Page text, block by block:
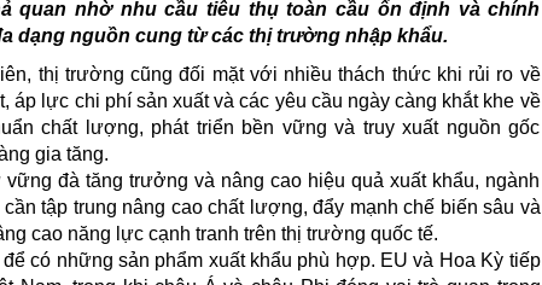
quan nhờ nhu cầu tiêu thụ toàn cầu ổn định và chính
dạng nguồn cung từ các thị trường nhập khẩu.
thị trường cũng đối mặt với nhiều thách thức khi rủi ro về
áp lực chi phí sản xuất và các yêu cầu ngày càng khắt khe về
chất lượng, phát triển bền vững và truy xuất nguồn gốc
gia tăng.
đà tăng trưởng và nâng cao hiệu quả xuất khẩu, ngành
cần tập trung nâng cao chất lượng, đẩy mạnh chế biến sâu và
cao năng lực cạnh tranh trên thị trường quốc tế.
có những sản phẩm xuất khẩu phù hợp. EU và Hoa Kỳ tiếp